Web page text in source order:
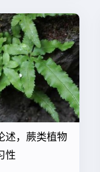
述，蕨类植物
性